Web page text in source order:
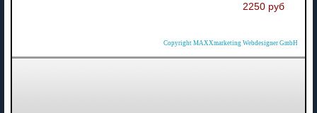
2250 руб
Copyright MAXXmarketing Webdesigner GmbH